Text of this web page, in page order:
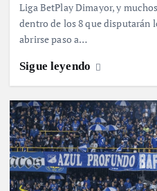
Liga BetPlay Dimayor, y
dentro de los 8 que disputarán
abrirse paso a…
Sigue leyendo